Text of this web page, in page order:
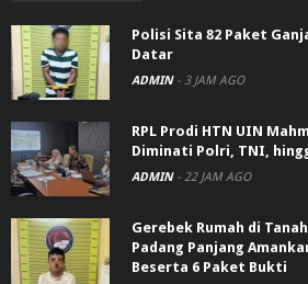
Polisi Sita 82 Paket
Datar
ADMIN - 3 JAM AGO
RPL Prodi HTN UIN
Diminati Polri, TNI,
ADMIN - 22 JAM AGO
Gerebek Rumah di
Padang Panjang
Beserta 6 Paket Bukti